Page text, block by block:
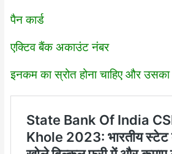
पैन कार्ड
एक्टिव बैंक अकाउंट नंबर
इनकम का स्रोत होना चाहिए और